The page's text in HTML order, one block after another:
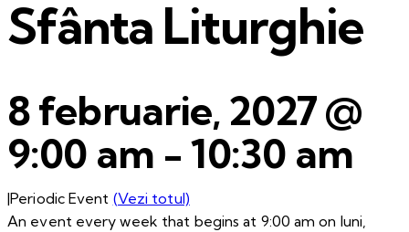
Sfânta Liturghie
8 februarie, 2027 @
9:00 am -10:30 am
|Periodic Event (Vezi totul)
An event every week that begins at 9:00 am on luni,